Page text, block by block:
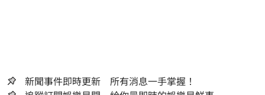
新聞事件即時更新 所有消息一手掌握！